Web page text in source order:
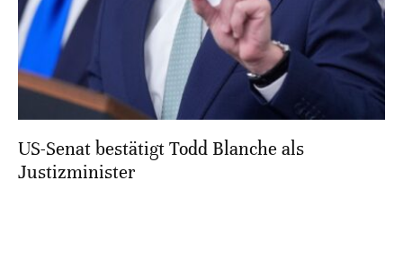
US-Senat bestätigt Todd Blanche als
Justizminister